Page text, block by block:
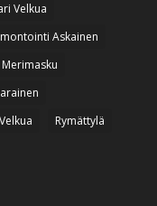
Velkua
Askainen
Rymättylä